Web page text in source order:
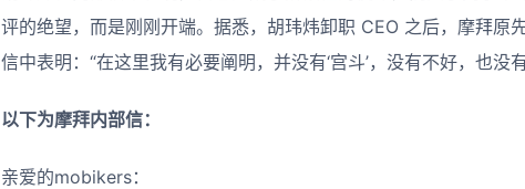
评的绝望，而是刚刚开端。据悉，胡玮炜卸职 CEO 之后，摩拜原
信中表明：“在这里我有必要阐明，并没有‘宫斗’，没有不好，也
以下为摩拜内部信：
亲爱的mobikers：